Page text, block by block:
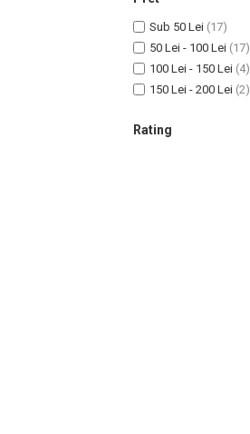
Sampoane Colorante
Sub 50 Lei (17)
50 Lei - 100 Lei (17)
100 Lei - 150 Lei (4)
150 Lei - 200 Lei (2)
Rating